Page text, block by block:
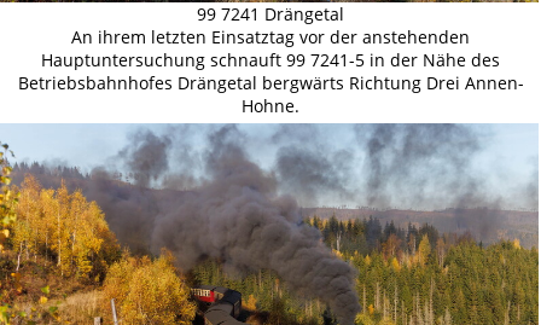
99 7241 Drängetal
An ihrem letzten Einsatztag vor der anstehenden
Hauptuntersuchung schnauft 99 7241-5 in der Nähe des
Betriebsbahnhofes Drängetal bergwärts Richtung Drei Annen-
Hohne.